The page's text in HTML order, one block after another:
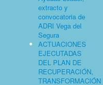
extracto y
convocatoria de
ADRI Vega del
Segura
ACTUACIONES
EJECUTADAS
DEL PLAN DE
RECUPERACIÓN,
TRANSFORMACIÓN